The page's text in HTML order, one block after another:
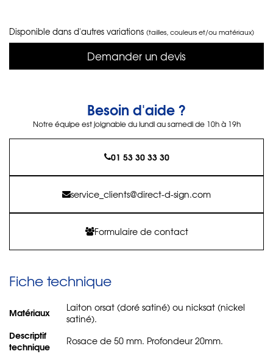
Disponible dans d'autres variations (tailles, couleurs et/ou matériaux)
Demander un devis
Besoin d'aide ?
Notre équipe est joignable du lundi au samedi de 10h à 19h
01 53 30 33 30
service_clients@direct-d-sign.com
Formulaire de contact
Fiche technique
Matériaux
Laiton orsat (doré satiné) ou nicksat (nickel
satiné).
Descriptif
technique
Rosace de 50 mm. Profondeur 20mm.